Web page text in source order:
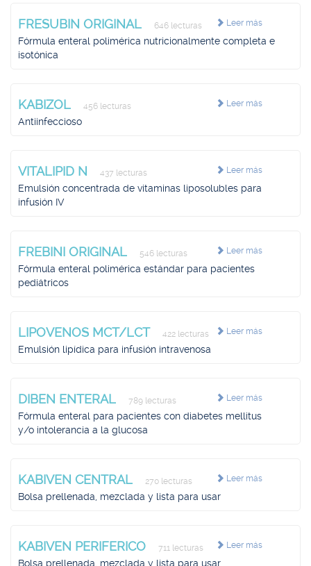
Leer más
FRESUBIN ORIGINAL 646 lecturas
Fórmula enteral polimérica nutricionalmente completa e
isotónica
Leer más
KABIZOL 456 lecturas
Antiinfeccioso
Leer más
VITALIPID N 437 lecturas
Emulsión concentrada de vitaminas liposolubles para
infusión IV
Leer más
FREBINI ORIGINAL 546 lecturas
Fórmula enteral polimérica estándar para pacientes
pediátricos
Leer más
LIPOVENOS MCT/LCT 422 lecturas
Emulsión lipídica para infusión intravenosa
Leer más
DIBEN ENTERAL 789 lecturas
Fórmula enteral para pacientes con diabetes mellitus
y/o intolerancia a la glucosa
Leer más
KABIVEN CENTRAL 270 lecturas
Bolsa prellenada, mezclada y lista para usar
Leer más
KABIVEN PERIFERICO 711 lecturas
Bolsa prellenada, mezclada y lista para usar